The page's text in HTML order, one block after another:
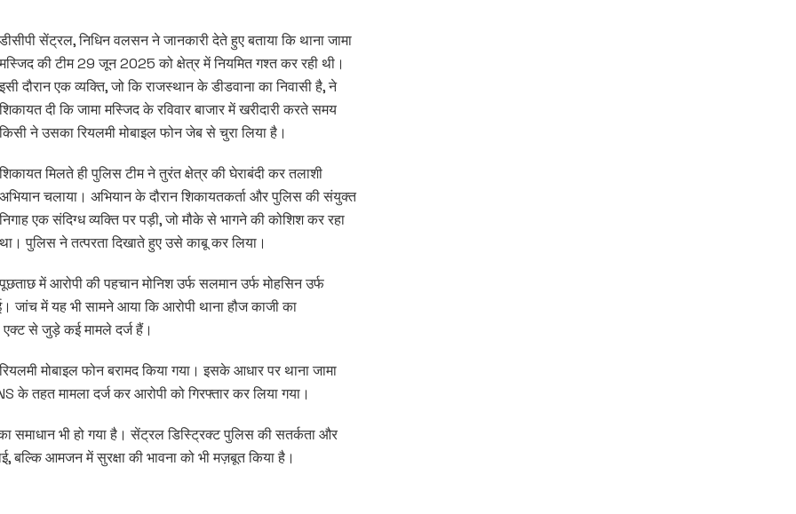
डीसीपी सेंट्रल, निधिन वलसन ने जानकारी देते हुए बताया कि थाना जामा
मस्जिद की टीम 29 जून 2025 को क्षेत्र में नियमित गश्त कर रही थी।
इसी दौरान एक व्यक्ति, जो कि राजस्थान के डीडवाना का निवासी है, ने
शिकायत दी कि जामा मस्जिद के रविवार बाजार में खरीदारी करते समय
किसी ने उसका रियलमी मोबाइल फोन जेब से चुरा लिया है।
शिकायत मिलते ही पुलिस टीम ने तुरंत क्षेत्र की घेराबंदी कर तलाशी
अभियान चलाया। अभियान के दौरान शिकायतकर्ता और पुलिस की संयुक्त
निगाह एक संदिग्ध व्यक्ति पर पड़ी, जो मौके से भागने की कोशिश कर रहा
था। पुलिस ने तत्परता दिखाते हुए उसे काबू कर लिया।
पूछताछ में आरोपी की पहचान मोनिश उर्फ सलमान उर्फ मोहसिन उर्फ
जांच में यह भी सामने आया कि आरोपी थाना हौज काजी का
एक्ट से जुड़े कई मामले दर्ज हैं।
मोबाइल फोन बरामद किया गया। इसके आधार पर थाना जामा
मामला दर्ज कर आरोपी को गिरफ्तार कर लिया गया।
समाधान भी हो गया है। सेंट्रल डिस्ट्रिक्ट पुलिस की सतर्कता और
बल्कि आमजन में सुरक्षा की भावना को भी मज़बूत किया है।